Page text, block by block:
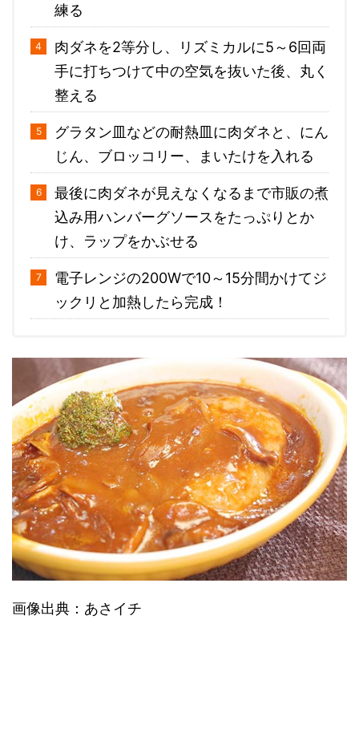
練る
肉ダネを2等分し、リズミカルに5～6回両
手に打ちつけて中の空気を抜いた後、丸く
整える
グラタン皿などの耐熱皿に肉ダネと、にん
じん、ブロッコリー、まいたけを入れる
最後に肉ダネが見えなくなるまで市販の煮
込み用ハンバーグソースをたっぷりとか
け、ラップをかぶせる
電子レンジの200Wで10～15分間かけてジ
ックリと加熱したら完成！
画像出典：あさイチ